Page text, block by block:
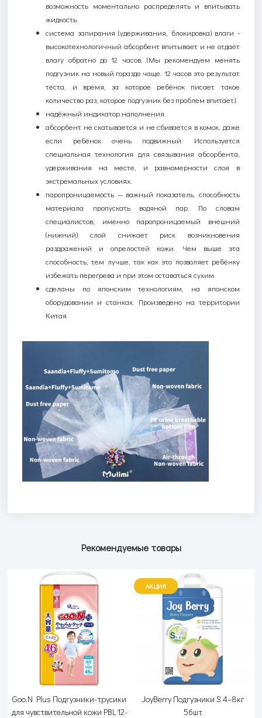
возможность моментально распределять и впитывать
жидкость.
система запирания (удерживания, блокировка) влаги -
высокотехнологичный абсорбент впитывает и не отдаёт
влагу обратно до 12 часов. (Мы рекомендуем менять
подгузник на новый гораздо чаще. 12 часов это результат
теста, и время, за которое ребёнок писает такое
количество раз, которое подгузник без проблем впитает).
надёжный индикатор наполнения.
абсорбент не скатывается и не сбивается в комок, даже
если ребёнок очень подвижный. Используется
специальная технология для связывания абсорбента,
удерживания на месте, и равномерности слоя в
экстремальных условиях.
паропроницаемость — важный показатель, способность
материала пропускать водяной пар. По словам
специалистов, именно паропроницаемый внешний
(нижний) слой снижает риск возникновения
раздражений и опрелостей кожи. Чем выше эта
способность, тем лучше, так как это позволяет ребёнку
избежать перегрева и при этом оставаться сухим.
cделаны по японским технологиям, на японском
оборудовании и станках. Произведено на территории
Китая
Рекомендуемые товары
Goo.N Plus Подгузники-трусики
для чувствительной кожи PBL 12-
АКЦИЯ
JoyBerry Подгузники S 4–8кг
56шт